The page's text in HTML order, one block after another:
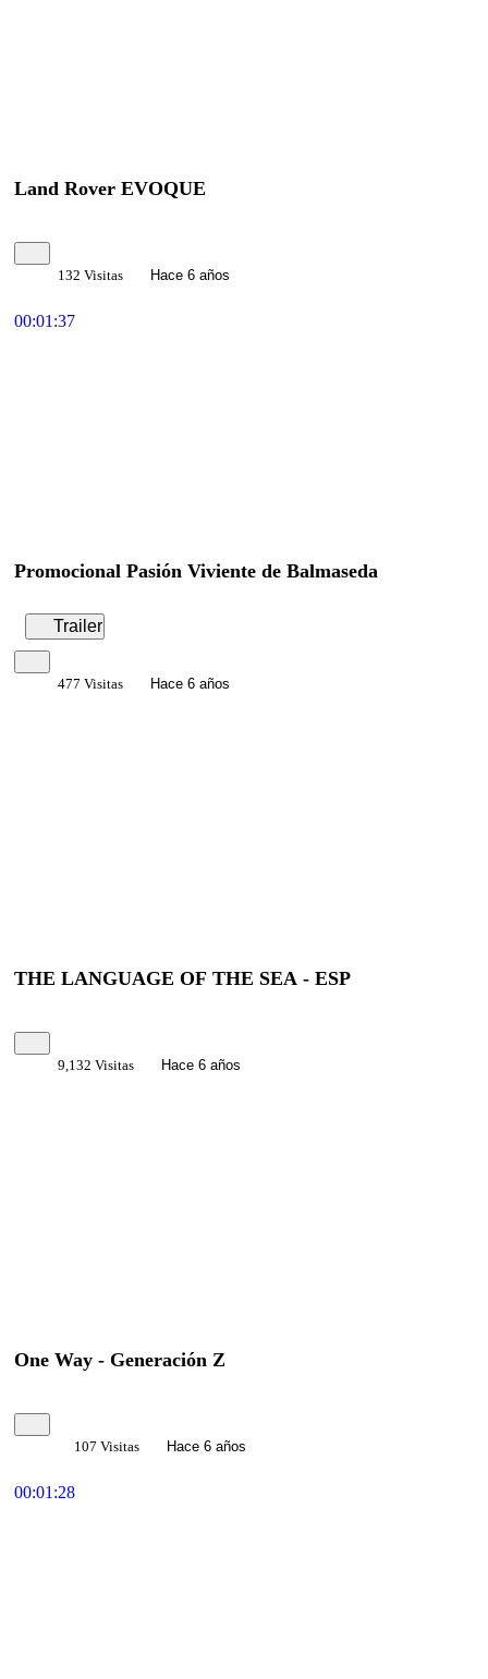
Land Rover EVOQUE
132 Visitas Hace 6 años
00:01:37
Promocional Pasión Viviente de Balmaseda
Trailer
477 Visitas Hace 6 años
THE LANGUAGE OF THE SEA - ESP
9,132 Visitas Hace 6 años
One Way - Generación Z
107 Visitas Hace 6 años
00:01:28